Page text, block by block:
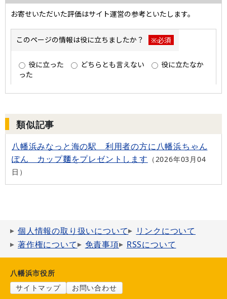
類似記事
八幡浜みなっと海の駅 利用者の方に八幡浜ちゃん
ぽん カップ麵をプレゼントします
2026年03月04
日
個人情報の取り扱いについて
リンクについて
著作権について
免責事項 RSSについて
八幡浜市役所
サイトマップ
お問い合わせ